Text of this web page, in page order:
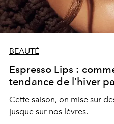
BEAUTÉ
Espresso Lips :
tendance de l’hiver
Cette saison, on mise sur
jusque sur nos lèvres.